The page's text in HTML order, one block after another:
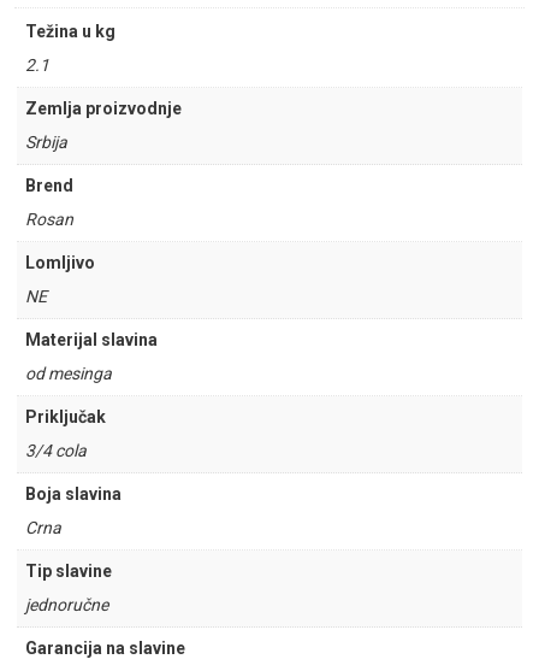
Težina u kg
2.1
Zemlja proizvodnje
Srbija
Brend
Rosan
Lomljivo
NE
Materijal slavina
od mesinga
Priključak
3/4 cola
Boja slavina
Crna
Tip slavine
jednoručne
Garancija na slavine